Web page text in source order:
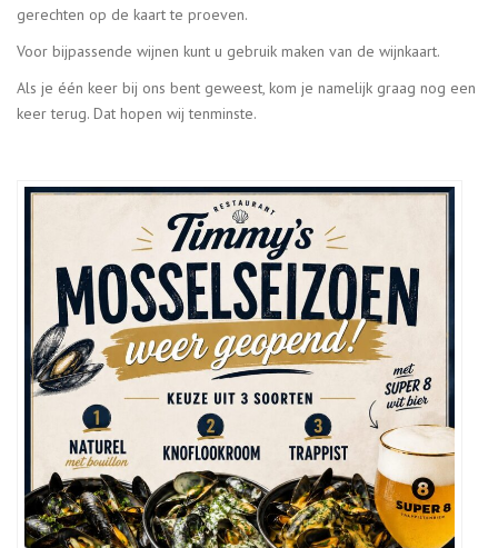
gerechten op de kaart te proeven.
Voor bijpassende wijnen kunt u gebruik maken van de wijnkaart.
Als je één keer bij ons bent geweest, kom je namelijk graag nog een
keer terug. Dat hopen wij tenminste.